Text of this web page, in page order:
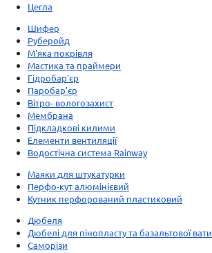
Цегла
Шифер
Руберойд
М'яка покрівля
Мастика та праймери
Гідробар'єр
Паробар'єр
Вітро- вологозахист
Мембрана
Підкладкові килими
Елементи вентиляції
Водостічна система Rainway
Маяки для штукатурки
Перфо-кут алюмінієвий
Кутник перфорований пластиковий
Дюбеля
Дюбелі для пінопласту та базальтової вати
Саморізи